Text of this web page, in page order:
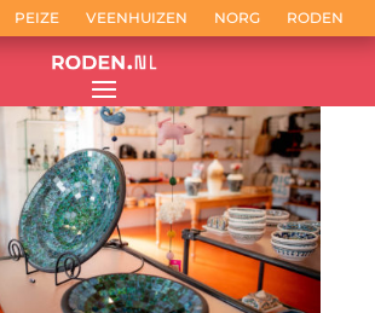
PEIZE VEENHUIZEN NORG RODEN